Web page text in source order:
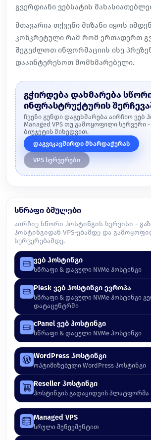
გვერდიანი ვებსატის
მთავარია თქვენი მიზანი იყოს
კონკრეტული რამ რომ ერთადერთ
შეგეძლოთ ინფორმაციის ისე
დააინტერესოთ მომხმარებელი.
გჭირდება დახმარება
ინფრასტრუქტურის
ჩვენი გუნდი დაგეხმარება აირჩიო ვებ
Managed VPS თუ გამოყოფილი სერვერი
ბიუჯეტის მიხედვით.
დაგვიკავშირდი მხარდაჭერას
VPS სერვერები
სწრაფი ბმულები
აირჩიე სწორი ჰოსტინგის სერვისი -
ჰოსტინგიდან VPS-ებამდე და
სერვერებამდე.
ვებ ჰოსტინგი
სწრაფი & დაცული NVMe ჰოსტინგი
Plesk ვებ ჰოსტინგი ევროპა
სწრაფი & დაცული NVMe ჰოსტინგი
დატაცენტრში
cPanel ვებ ჰოსტინგი
სწრაფი & დაცული NVMe ჰოსტინგი
WordPress ჰოსტინგი
ოპტიმიზებული WordPress ჰოსტინგი
Reseller ჰოსტინგი
ჰოსტინგის გადაყიდვის პლატფორმა
Managed VPS
სრული მენეჯმენტით